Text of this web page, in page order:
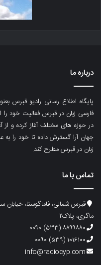
درباره ما
پایگاه اطلاع رسانی رادیو قبرس
جهان آرا گسترش داده تا خود را
زبان در قبرس مطرح کند.
تماس با ما
ماگری، پلاک۲
۸۸۹۹۸۸۰ (۵۳۳) ۰۰۹۰
۱۰۱۶۱۰۰ (۵۳۹) ۰۰۹۰
info@radiocyp.com